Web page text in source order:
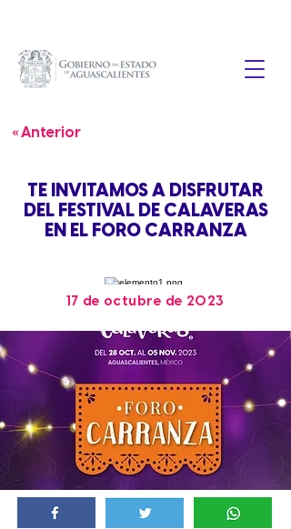
« Anterior
TE INVITAMOS A DISFRUTAR
DEL FESTIVAL DE CALAVERAS
EN EL FORO CARRANZA
17 de octubre de 2023